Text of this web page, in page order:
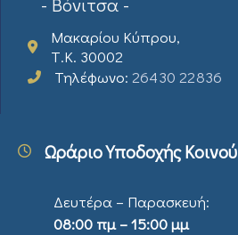
Μακαρίου Κύπρου,
Τ.Κ. 30002
Τηλέφωνο: 26430 22836
Ωράριο Υποδοχής Κοινού
Δευτέρα – Παρασκευή:
08:00 πμ – 15:00 μμ